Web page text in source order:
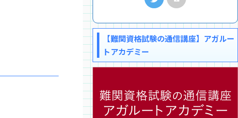
【難関資格試験の通信講座】アガルー
トアカデミー